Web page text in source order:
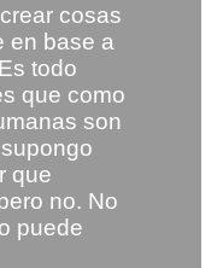
cosas
en base a
todo
que como
son
que
no. No
puede